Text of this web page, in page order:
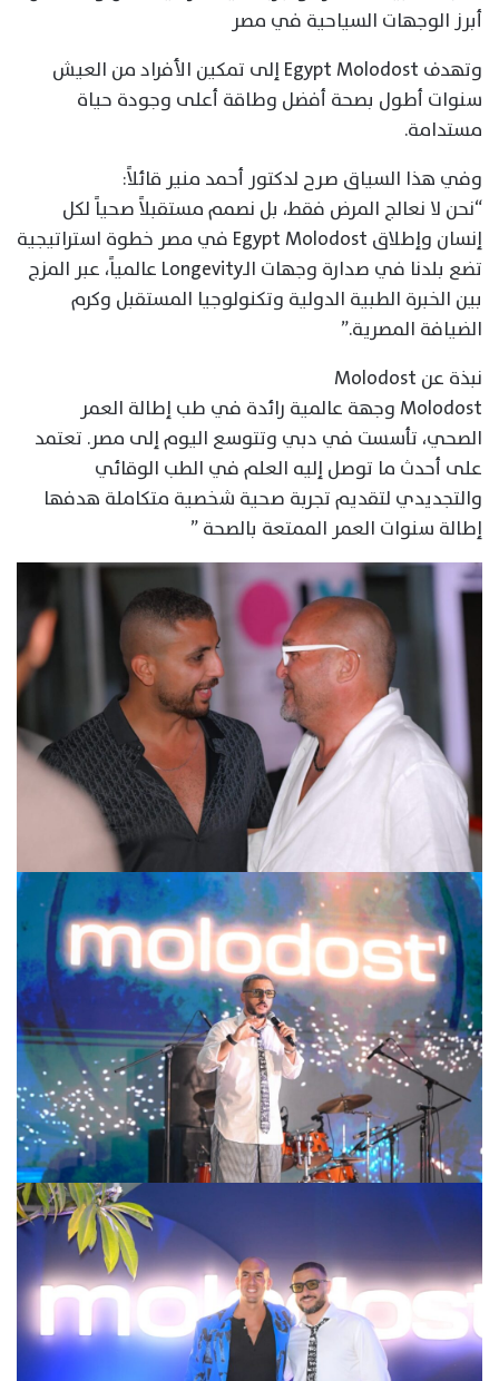
أبرز الوجهات السياحية في مصر
وتهدف Egypt Molodost إلى تمكين الأفراد من العيش
سنوات أطول بصحة أفضل وطاقة أعلى وجودة حياة
مستدامة.
وفي هذا السياق صرح لدكتور أحمد منير قائلاً:
“نحن لا نعالج المرض فقط، بل نصمم مستقبلاً صحياً لكل
إنسان وإطلاق Egypt Molodost في مصر خطوة استراتيجية
تضع بلدنا في صدارة وجهات الـLongevity عالمياً، عبر المزج
بين الخبرة الطبية الدولية وتكنولوجيا المستقبل وكرم
الضيافة المصرية.”
نبذة عن Molodost
Molodost وجهة عالمية رائدة في طب إطالة العمر
الصحي، تأسست في دبي وتتوسع اليوم إلى مصر. تعتمد
على أحدث ما توصل إليه العلم في الطب الوقائي
والتجديدي لتقديم تجربة صحية شخصية متكاملة هدفها
إطالة سنوات العمر الممتعة بالصحة ”